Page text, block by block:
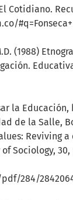
Cotidiano.
(1988)
la Educación,
de la Salle,
Reviving
Sociology, 30,
284/